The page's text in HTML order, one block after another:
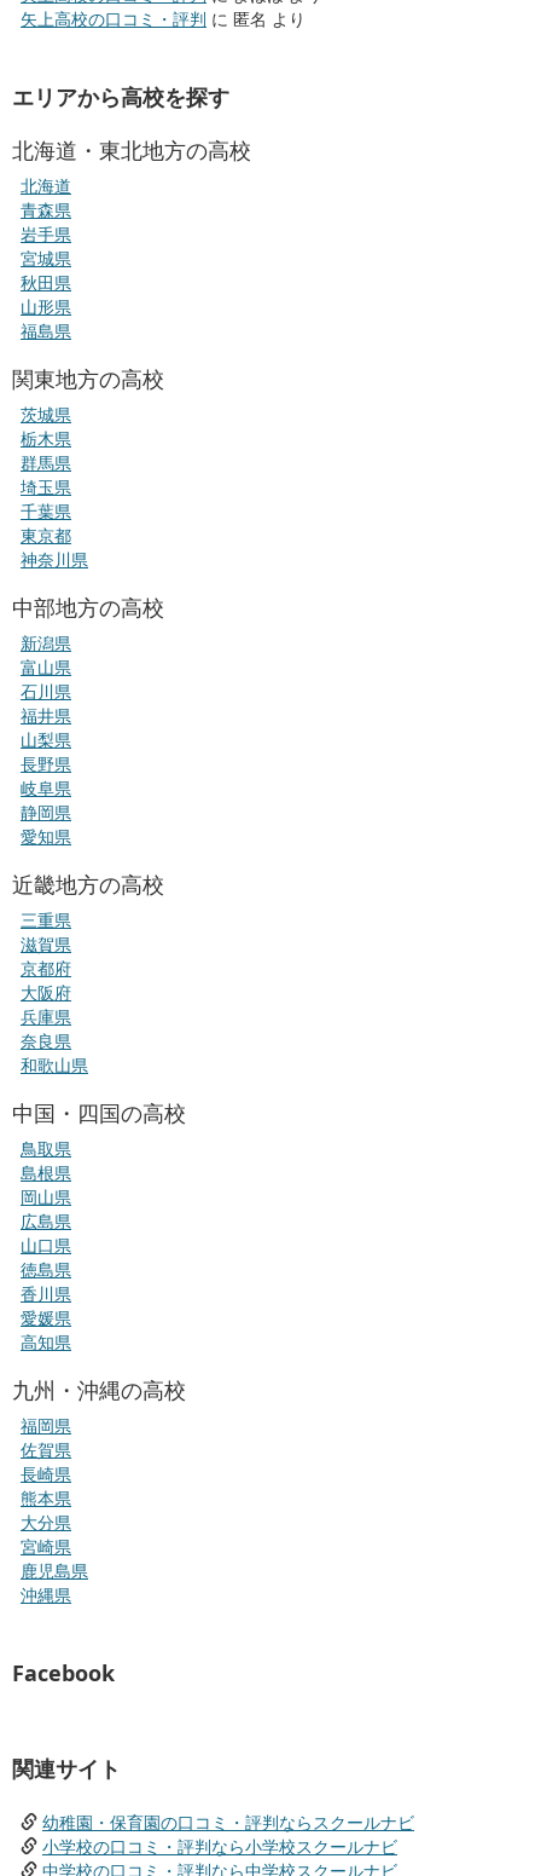
矢上高校の口コミ・評判 に 匿名 より
エリアから高校を探す
北海道・東北地方の高校
北海道
青森県
岩手県
宮城県
秋田県
山形県
福島県
関東地方の高校
茨城県
栃木県
群馬県
埼玉県
千葉県
東京都
神奈川県
中部地方の高校
新潟県
富山県
石川県
福井県
山梨県
長野県
岐阜県
静岡県
愛知県
近畿地方の高校
三重県
滋賀県
京都府
大阪府
兵庫県
奈良県
和歌山県
中国・四国の高校
鳥取県
島根県
岡山県
広島県
山口県
徳島県
香川県
愛媛県
高知県
九州・沖縄の高校
福岡県
佐賀県
長崎県
熊本県
大分県
宮崎県
鹿児島県
沖縄県
Facebook
関連サイト
幼稚園・保育園の口コミ・評判ならスクールナビ
小学校の口コミ・評判なら小学校スクールナビ
中学校の口コミ・評判なら中学校スクールナビ